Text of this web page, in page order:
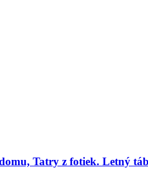
Tatry z fotiek. Letný